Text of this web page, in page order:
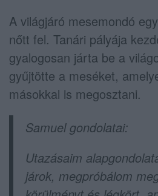
A világjáró mesemondó
nőtt fel. Tanári pályája
gyalogosan járta be a
gyűjtötte a meséket,
másokkal is megosztani.
Samuel gondolatai:
Utazásaim
járok, megpróbálom